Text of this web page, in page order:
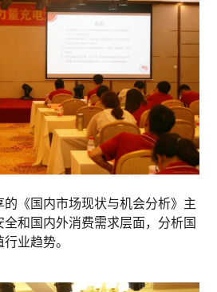
《国内市场现状与机会分析》主
和国内外消费需求层面，分析国
业趋势。